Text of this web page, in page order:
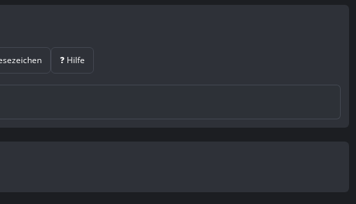
❓ Hilfe